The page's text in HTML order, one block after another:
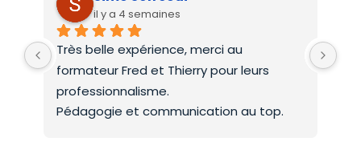
il y a 4 semaines
Très belle expérience, merci au
formateur Fred et Thierry pour leurs
professionnalisme.
Pédagogie et communication au top.